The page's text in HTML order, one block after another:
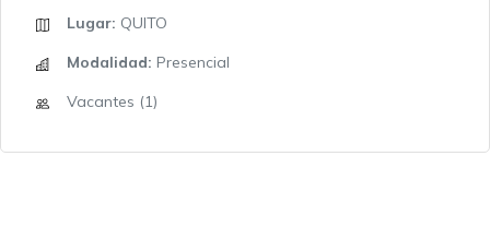
Lugar: QUITO
Modalidad: Presencial
Vacantes (1)